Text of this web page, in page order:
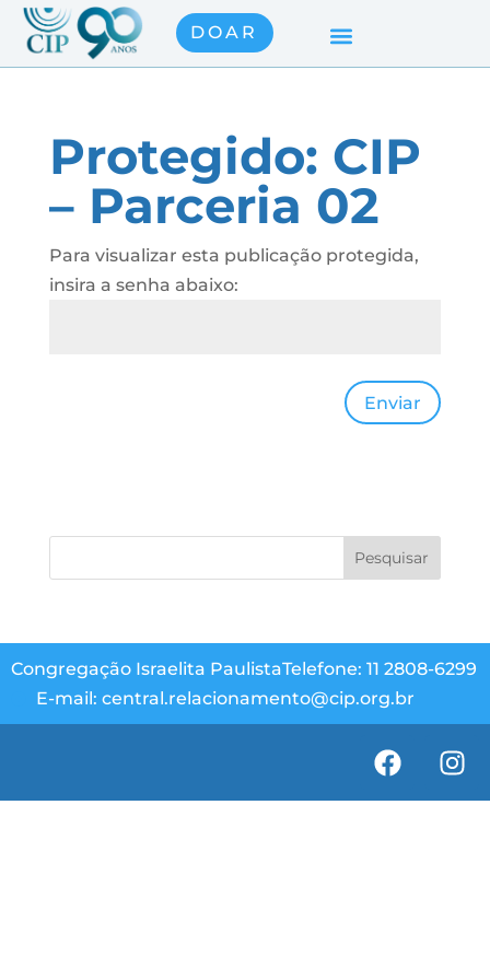
DOAR
Protegido: CIP
– Parceria 02
Para visualizar esta publicação protegida,
insira a senha abaixo:
Enviar
Congregação Israelita PaulistaTelefone: 11 2808-6299
E-mail: central.relacionamento@cip.org.br